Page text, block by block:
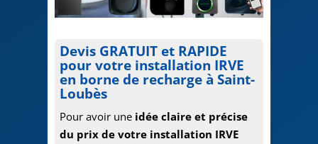
Devis GRATUIT et RAPIDE
pour votre installation IRVE
en borne de recharge à Saint-
Loubès
Pour avoir une idée claire et précise
du prix de votre installation IRVE